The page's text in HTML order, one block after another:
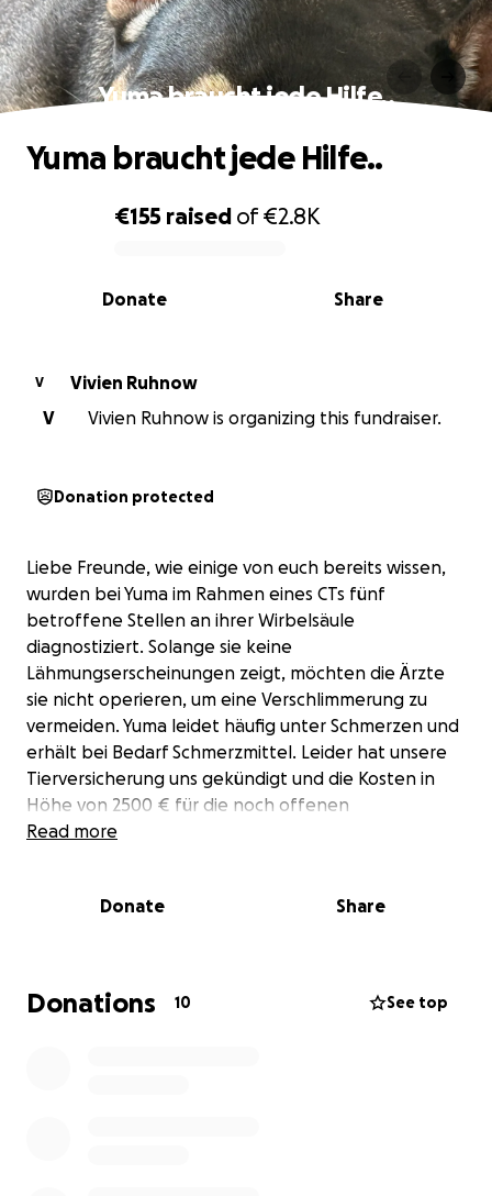
Yuma braucht jede Hilfe..
0% complete
€155 raised of€2.8K
Share
Donate
Yuma braucht jede Hilfe..
V
Vivien Ruhnow
V
Vivien Ruhnow is organizing this fundraiser.
Donation protected
Liebe Freunde, wie einige von euch bereits wissen,
wurden bei Yuma im Rahmen eines CTs fünf
betroffene Stellen an ihrer Wirbelsäule
diagnostiziert. Solange sie keine
Lähmungserscheinungen zeigt, möchten die Ärzte
sie nicht operieren, um eine Verschlimmerung zu
vermeiden. Yuma leidet häufig unter Schmerzen und
erhält bei Bedarf Schmerzmittel. Leider hat unsere
Tierversicherung uns gekündigt und die Kosten in
Höhe von 2500 € für die noch offenen
Behandlungen in der Tierklinik nicht übernommen.
Monaten hatte sie bereits ihren dritten
erschöpft, weshalb wir erneut eine Spendenaktion
starten. Auch eine kleine Unterstützung von 1 €
Read more
Donate Share
Donations 10 See top